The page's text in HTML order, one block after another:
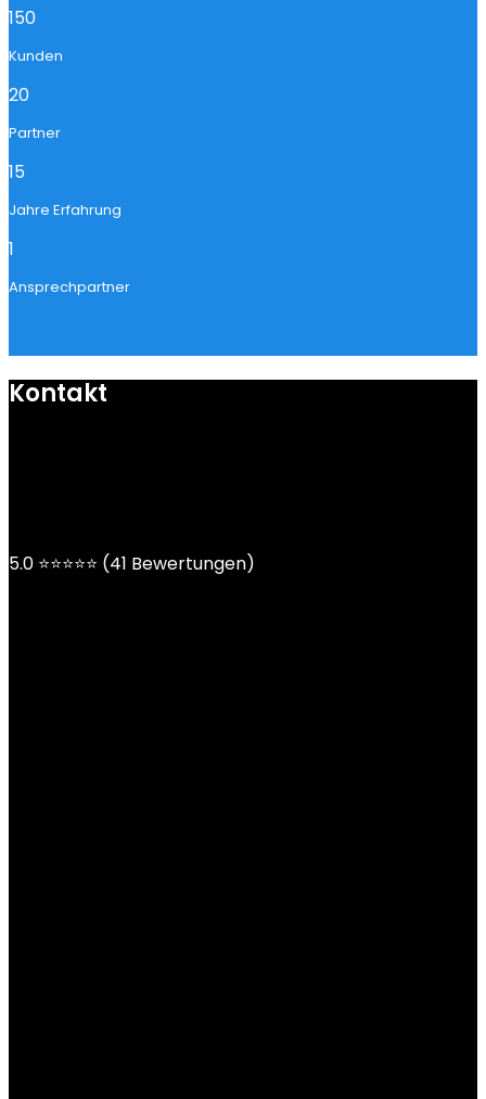
150
Kunden
20
Partner
15
Jahre Erfahrung
1
Ansprechpartner
Kontakt
5.0 ⭐⭐⭐⭐⭐ (41 Bewertungen)